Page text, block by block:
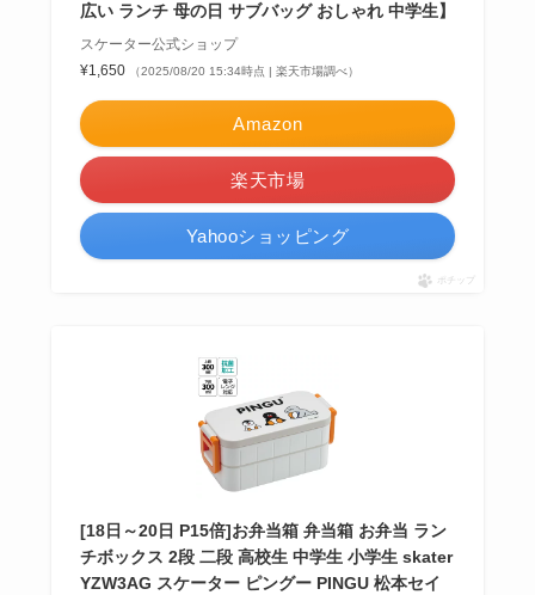
広い ランチ 母の日 サブバッグ おしゃれ 中学生】
スケーター公式ショップ
¥1,650
（2025/08/20 15:34時点 | 楽天市場調べ）
Amazon
楽天市場
Yahooショッピング
ポチップ
[18日～20日 P15倍]お弁当箱 弁当箱 お弁当 ラン
チボックス 2段 二段 高校生 中学生 小学生 skater
YZW3AG スケーター ピングー PINGU 松本セイ